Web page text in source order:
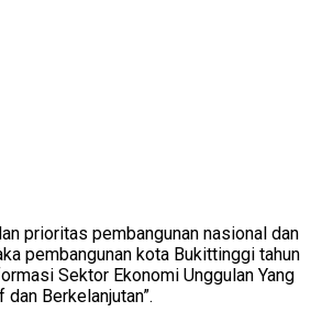
prioritas pembangunan nasional dan
pembangunan kota Bukittinggi tahun
Sektor Ekonomi Unggulan Yang
Berkelanjutan”.